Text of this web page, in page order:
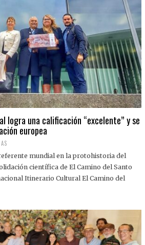
logra una calificación “excelente” y se
europea
mundial en la protohistoria del
científica de El Camino del Santo
Itinerario Cultural El Camino del